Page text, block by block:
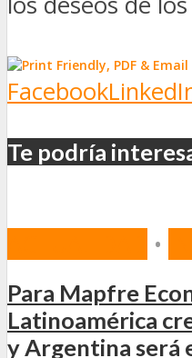
Facebook
Te podría
•
Para Mapfre
Latinoamérica
y Argentina será